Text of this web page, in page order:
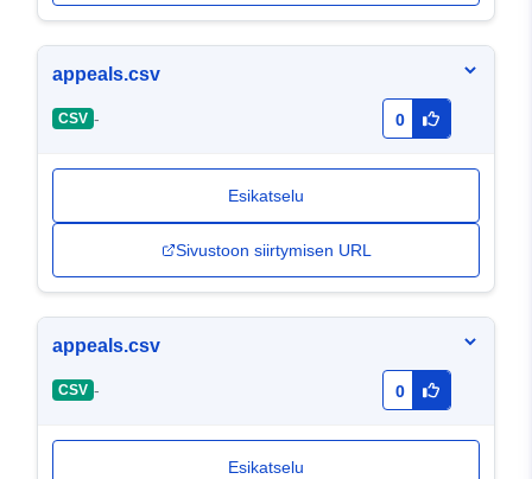
appeals.csv
CSV - 0
Esikatselu
Sivustoon siirtymisen URL
appeals.csv
CSV - 0
Esikatselu